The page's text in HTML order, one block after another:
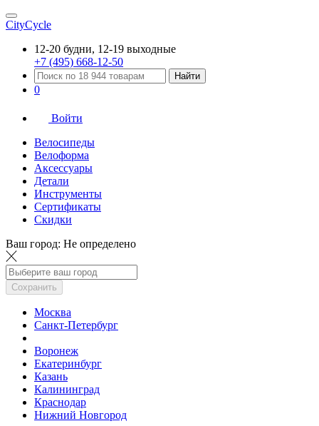
CityCycle
12-20 будни, 12-19 выходные
+7 (495) 668-12-50
Найти
0
Войти
Велосипеды
Велоформа
Аксессуары
Детали
Инструменты
Сертификаты
Скидки
Ваш город: Не определено
Сохранить
Москва
Санкт-Петербург
Воронеж
Екатеринбург
Казань
Калининград
Краснодар
Нижний Новгород